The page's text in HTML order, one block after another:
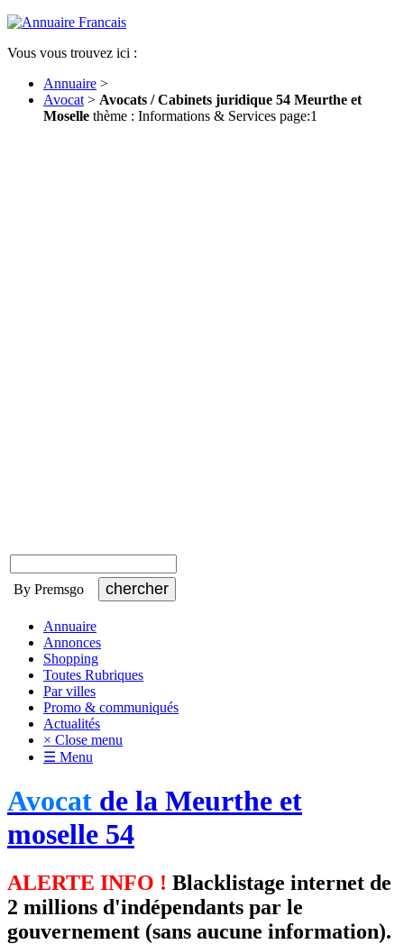
Vous vous trouvez ici :
Annuaire >
Avocat > Avocats / Cabinets juridique 54 Meurthe et
Moselle thème : Informations & Services page:1
By Premsgo
Annuaire
Annonces
Shopping
Toutes Rubriques
Par villes
Promo & communiqués
Actualités
× Close menu
☰ Menu
Avocat de la Meurthe et
moselle 54
ALERTE INFO ! Blacklistage internet de
2 millions d'indépendants par le
gouvernement (sans aucune information).